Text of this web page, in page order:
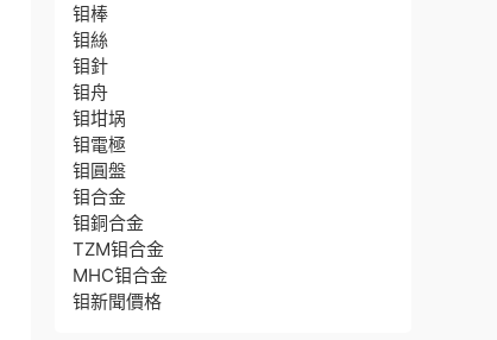
钼棒
钼絲
钼針
钼舟
钼坩埚
钼電極
钼圓盤
钼合金
钼銅合金
TZM钼合金
MHC钼合金
钼新聞價格